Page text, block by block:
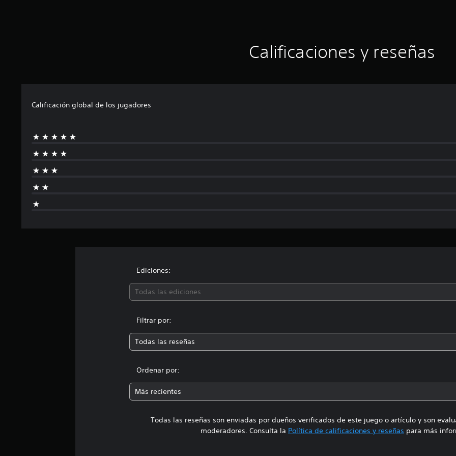
Calificaciones y reseñas
Calificación global de los jugadores
Ediciones:
Todas las ediciones
Filtrar por:
Todas las reseñas
Ordenar por:
Más recientes
Todas las reseñas son enviadas por dueños verificados de este juego o artículo y son
moderadores. Consulta la Política de calificaciones y reseñas para más